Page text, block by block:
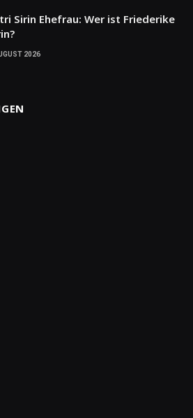
Sirin Ehefrau: Wer ist Friederike
2026